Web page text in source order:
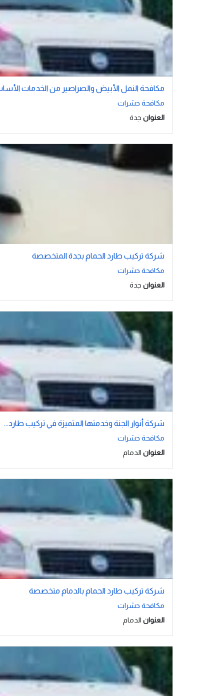
مكافحة النمل الأبيض والصراصير من الخدمات
مكافحة حشرات
العنوان جدة
شركة تركيب طارد الحمام بجدة المتخصصة
مكافحة حشرات
العنوان جدة
شركة أنوار الجنة وخدمتها المتميزة في تركيب طارد...
مكافحة حشرات
العنوان الدمام
شركة تركيب طارد الحمام بالدمام متخصصة
مكافحة حشرات
العنوان الدمام